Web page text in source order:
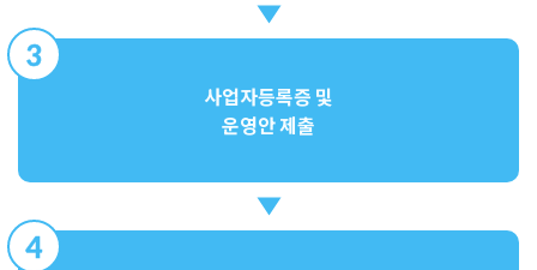
3
사업자등록증 및
운영안 제출
4